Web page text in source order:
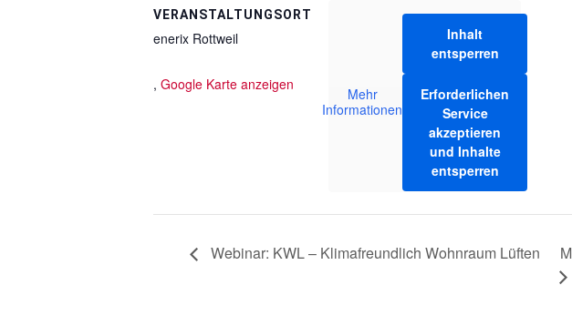
VERANSTALTUNGSORT
enerix Rottweil
, Google Karte anzeigen
Mehr
Informationen
Inhalt
entsperren
Erforderlichen
Service
akzeptieren
und Inhalte
entsperren
Webinar: KWL – Klimafreundlich Wohnraum Lüften